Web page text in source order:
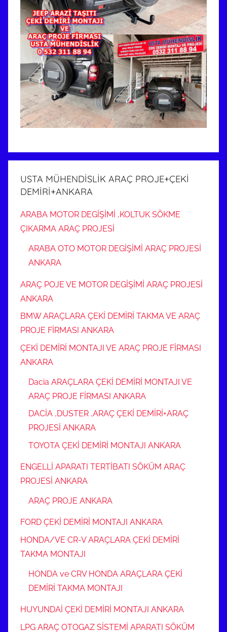
USTA MÜHENDİSLİK ARAÇ PROJE+ÇEKİ
DEMİRİ+ANKARA
ARABA MOTOR DEGİŞİMİ ,KOLTUK SÖKME
ÇIKARMA ARAÇ PROJESİ
ARABA OTO MOTOR DEGİŞİMİ ARAÇ PROJESİ
ANKARA
ARAÇ POJE VE MOTOR DEGİŞİMİ ARAÇ PROJESİ
ANKARA
BMW ARAÇLARA ÇEKİ DEMİRİ TAKMA VE ARAÇ
PROJE FİRMASI ANKARA
ÇEKİ DEMİRİ MONTAJI VE ARAÇ PROJE FİRMASI
ANKARA
Dacia ARAÇLARA ÇEKİ DEMİRİ MONTAJI VE
ARAÇ PROJE FİRMASI ANKARA
DACİA ,DUSTER ,ARAÇ ÇEKİ DEMİRİ+ARAÇ
PROJESİ ANKARA
TOYOTA ÇEKİ DEMİRİ MONTAJI ANKARA
ENGELLİ APARATI TERTİBATI SÖKÜM ARAÇ
PROJESİ ANKARA
ARAÇ PROJE ANKARA
FORD ÇEKİ DEMİRİ MONTAJI ANKARA
HONDA/VE CR-V ARAÇLARA ÇEKİ DEMİRİ
TAKMA MONTAJI
HONDA ve CRV HONDA ARAÇLARA ÇEKİ
DEMİRİ TAKMA MONTAJI
HUYUNDAİ ÇEKİ DEMİRİ MONTAJI ANKARA
LPG ARAÇ OTOGAZ SİSTEMİ APARATI SÖKÜM